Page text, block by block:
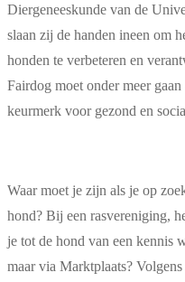
Diergeneeskunde van de
slaan zij de handen ineen om
honden te verbeteren en
Fairdog moet onder meer
keurmerk voor gezond en
Waar moet je zijn als je op
hond? Bij een rasvereniging,
je tot de hond van een kennis
maar via Marktplaats?